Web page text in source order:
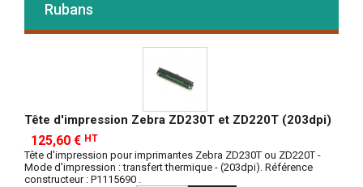
Rubans
Tête d'impression Zebra ZD230T et ZD220T (203dpi)
125,60 € HT
Tête d'impression pour imprimantes Zebra ZD230T ou ZD220T -
Mode d'impression : transfert thermique - (203dpi). Référence
constructeur : P1115690 .